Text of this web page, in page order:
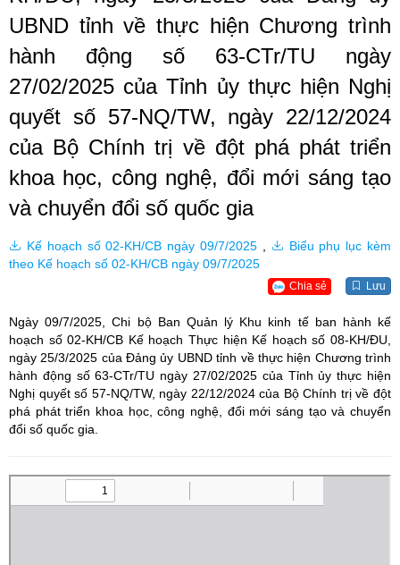
UBND tỉnh về thực hiện Chương trình
hành động số 63-CTr/TU ngày
27/02/2025 của Tỉnh ủy thực hiện Nghị
quyết số 57-NQ/TW, ngày 22/12/2024
của Bộ Chính trị về đột phá phát triển
khoa học, công nghệ, đổi mới sáng tạo
và chuyển đổi số quốc gia
Kế hoạch số 02-KH/CB ngày 09/7/2025
Biểu phụ lục kèm
theo Kế hoạch số 02-KH/CB ngày 09/7/2025
Chia sẻ Lưu
Ngày 09/7/2025, Chi bộ Ban Quản lý Khu kinh tế ban hành kế
hoạch số 02-KH/CB Kế hoạch Thực hiện Kế hoạch số 08-KH/ĐU,
ngày 25/3/2025 của Đảng ủy UBND tỉnh về thực hiện Chương trình
hành động số 63-CTr/TU ngày 27/02/2025 của Tỉnh ủy thực hiện
Nghị quyết số 57-NQ/TW, ngày 22/12/2024 của Bộ Chính trị về đột
phá phát triển khoa học, công nghệ, đổi mới sáng tạo và chuyển
đổi số quốc gia.